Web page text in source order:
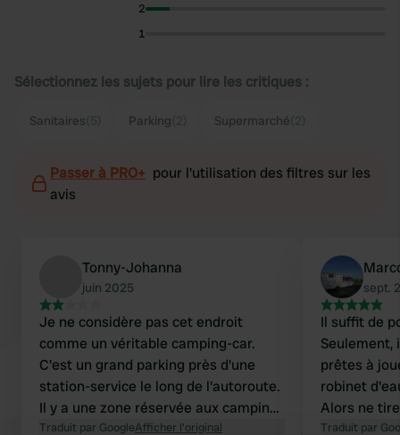
2
1
Sélectionnez les sujets pour lire les critiques :
Sanitaires Parking Supermarché
Passer à PRO+ pour l'utilisation des filtres sur les
avis
Tonny-Johanna
juin 2025
Je ne considère pas cet endroit
comme un véritable camping-car.
C'est un grand parking près d'une
station-service le long de l'autoroute.
Il y a une zone réservée aux camping-
cars et/ou aux voitures avec
Traduit par GoogleAfficher l'original
sept.
Il suffit de
Seulement,
prêtes à
robinet
Alors ne
Nous
Traduit par